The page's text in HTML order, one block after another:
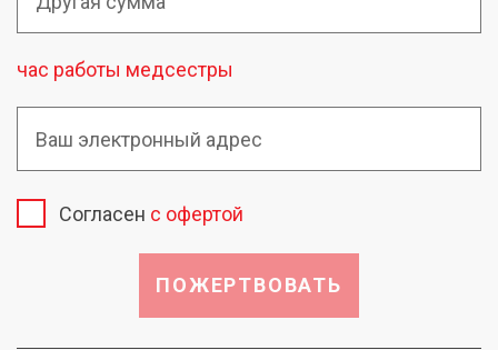
час работы медсестры
Согласен с офертой